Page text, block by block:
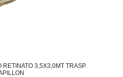
3,5X3,0MT TRASP.